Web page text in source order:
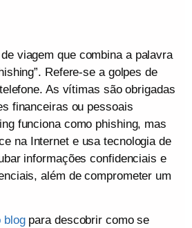
viagem que combina a palavra
Refere-se a golpes de
As vítimas são obrigadas
financeiras ou pessoais
funciona como phishing, mas
na Internet e usa tecnologia de
informações confidenciais e
além de comprometer um
blogpara descobrir como se